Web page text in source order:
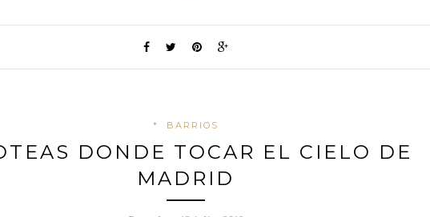
* BARRIOS
DONDE TOCAR EL CIELO DE
MADRID